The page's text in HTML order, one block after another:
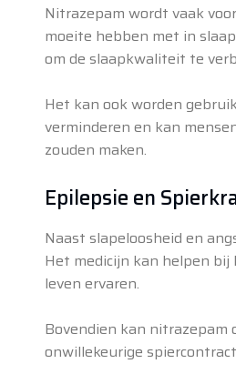
Nitrazepam wordt vaak
moeite hebben met in
om de slaapkwaliteit te
Het kan ook worden
verminderen en kan
zouden maken.
Epilepsie en
Naast slapeloosheid en
Het medicijn kan helpen
leven ervaren.
Bovendien kan nitrazepam
onwillekeurige